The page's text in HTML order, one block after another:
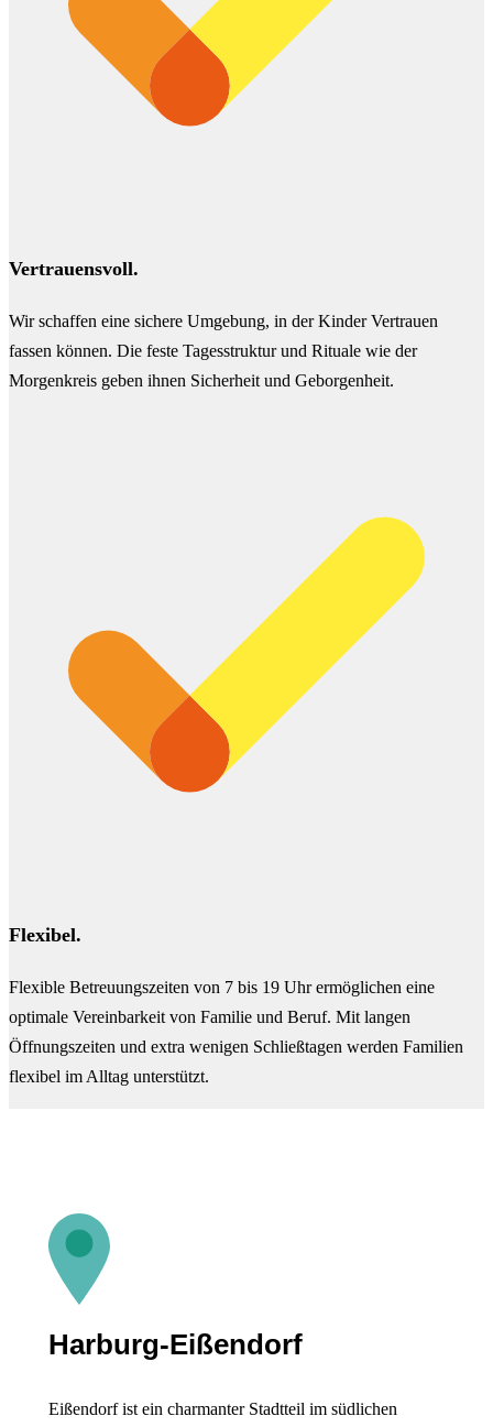
Vertrauensvoll.
Wir schaffen eine sichere Umgebung, in der Kinder Vertrauen
fassen können. Die feste Tagesstruktur und Rituale wie der
Morgenkreis geben ihnen Sicherheit und Geborgenheit.
Flexibel.
Flexible Betreuungszeiten von 7 bis 19 Uhr ermöglichen eine
optimale Vereinbarkeit von Familie und Beruf. Mit langen
Öffnungszeiten und extra wenigen Schließtagen werden Familien
flexibel im Alltag unterstützt.
Harburg-Eißendorf
Eißendorf ist ein charmanter Stadtteil im südlichen